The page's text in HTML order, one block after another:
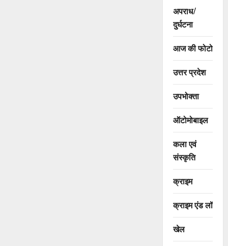
अपराध/
दुर्घटना
आज की फोटो
उत्तर प्रदेश
उपभोक्ता
ऑटोमोबाइल
कला एवं
संस्कृति
क्राइम
क्राइम एंड लॉ
खेल